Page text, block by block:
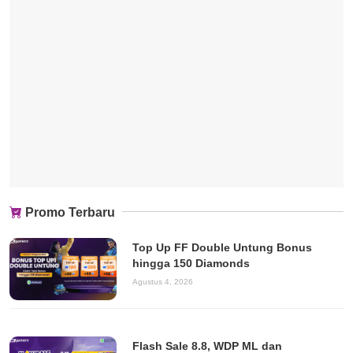
Promo Terbaru
Top Up FF Double Untung Bonus
hingga 150 Diamonds
Agustus 4, 2026
Flash Sale 8.8, WDP ML dan